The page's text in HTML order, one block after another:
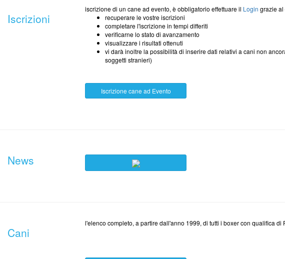
Iscrizioni
iscrizione di un cane ad evento, è obbligatorio effettuare il Logingrazie
recuperare le vostre iscrizioni
completare l'iscrizione in tempi differiti
verificarne lo stato di avanzamento
visualizzare i risultati ottenuti
vi darà inoltre la possibilità di inserire dati relativi a cani non
soggetti stranieri)
Iscrizione cane ad Evento
News
Cani
l'elenco completo, a partire dall'anno 1999, di tutti i boxer con qualifica